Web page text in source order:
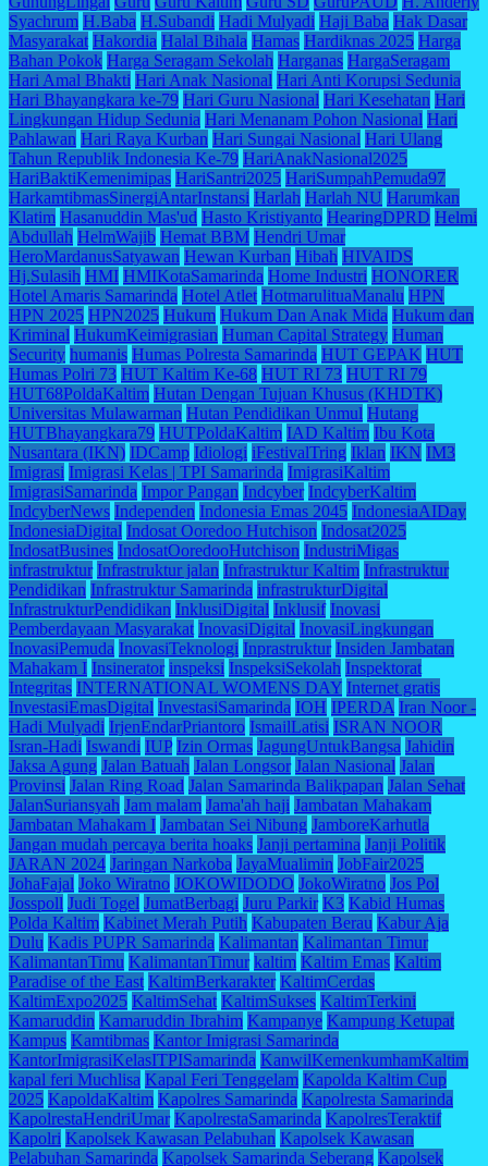
Syachrum H.Baba H.Subandi Hadi Mulyadi Haji Baba Hak Dasar
Masyarakat Hakordia Halal Bihala Hamas Hardiknas 2025 Harga
Bahan Pokok Harga Seragam Sekolah Harganas HargaSeragam
Hari Amal Bhakti Hari Anak Nasional Hari Anti Korupsi Sedunia
Hari Bhayangkara ke-79 Hari Guru Nasional Hari Kesehatan Hari
Lingkungan Hidup Sedunia Hari Menanam Pohon Nasional Hari
Pahlawan Hari Raya Kurban Hari Sungai Nasional Hari Ulang
Tahun Republik Indonesia Ke-79 HariAnakNasional2025
HariBaktiKemenimipas HariSantri2025 HariSumpahPemuda97
HarkamtibmasSinergiAntarInstansi Harlah Harlah NU Harumkan
Klatim Hasanuddin Mas'ud Hasto Kristiyanto HearingDPRD Helmi
Abdullah HelmWajib Hemat BBM Hendri Umar
HeroMardanusSatyawan Hewan Kurban Hibah HIVAIDS
Hj.Sulasih HMI HMIKotaSamarinda Home Industri HONORER
Hotel Amaris Samarinda Hotel Atlet HotmarulituaManalu HPN
HPN 2025 HPN2025 Hukum Hukum Dan Anak Mida Hukum dan
Kriminal HukumKeimigrasian Human Capital Strategy Human
Security humanis Humas Polresta Samarinda HUT GEPAK HUT
Humas Polri 73 HUT Kaltim Ke-68 HUT RI 73 HUT RI 79
HUT68PoldaKaltim Hutan Dengan Tujuan Khusus (KHDTK)
Universitas Mulawarman Hutan Pendidikan Unmul Hutang
HUTBhayangkara79 HUTPoldaKaltim IAD Kaltim Ibu Kota
Nusantara (IKN) IDCamp Idiologi iFestivalTring Iklan IKN IM3
Imigrasi Imigrasi Kelas | TPI Samarinda ImigrasiKaltim
ImigrasiSamarinda Impor Pangan Indcyber IndcyberKaltim
IndcyberNews Independen Indonesia Emas 2045 IndonesiaAIDay
IndonesiaDigital Indosat Ooredoo Hutchison Indosat2025
IndosatBusines IndosatOoredooHutchison IndustriMigas
infrastruktur Infrastruktur jalan Infrastruktur Kaltim Infrastruktur
Pendidikan Infrastruktur Samarinda infrastrukturDigital
InfrastrukturPendidikan InklusiDigital Inklusif Inovasi
Pemberdayaan Masyarakat InovasiDigital InovasiLingkungan
InovasiPemuda InovasiTeknologi Inprastruktur Insiden Jambatan
Mahakam I Insinerator inspeksi InspeksiSekolah Inspektorat
Integritas INTERNATIONAL WOMENS DAY Internet gratis
InvestasiEmasDigital InvestasiSamarinda IOH IPERDA Iran Noor -
Hadi Mulyadi IrjenEndarPriantoro IsmailLatisi ISRAN NOOR
Isran-Hadi Iswandi IUP Izin Ormas JagungUntukBangsa Jahidin
Jaksa Agung Jalan Batuah Jalan Longsor Jalan Nasional Jalan
Provinsi Jalan Ring Road Jalan Samarinda Balikpapan Jalan Sehat
JalanSuriansyah Jam malam Jama'ah haji Jambatan Mahakam
Jambatan Mahakam I Jambatan Sei Nibung JamboreKarhutla
Jangan mudah percaya berita hoaks Janji pertamina Janji Politik
JARAN 2024 Jaringan Narkoba JayaMualimin JobFair2025
JohaFajal Joko Wiratno JOKOWIDODO JokoWiratno Jos Pol
Josspoll Judi Togel JumatBerbagi Juru Parkir K3 Kabid Humas
Polda Kaltim Kabinet Merah Putih Kabupaten Berau Kabur Aja
Dulu Kadis PUPR Samarinda Kalimantan Kalimantan Timur
KalimantanTimu KalimantanTimur kaltim Kaltim Emas Kaltim
Paradise of the East KaltimBerkarakter KaltimCerdas
KaltimExpo2025 KaltimSehat KaltimSukses KaltimTerkini
Kamaruddin Kamaruddin Ibrahim Kampanye Kampung Ketupat
Kampus Kamtibmas Kantor Imigrasi Samarinda
KantorImigrasiKelasITPISamarinda KanwilKemenkumhamKaltim
kapal feri Muchlisa Kapal Feri Tenggelam Kapolda Kaltim Cup
2025 KapoldaKaltim Kapolres Samarinda Kapolresta Samarinda
KapolrestaHendriUmar KapolrestaSamarinda KapolresTeraktif
Kapolri Kapolsek Kawasan Pelabuhan Kapolsek Kawasan
Pelabuhan Samarinda Kapolsek Samarinda Seberang Kapolsek